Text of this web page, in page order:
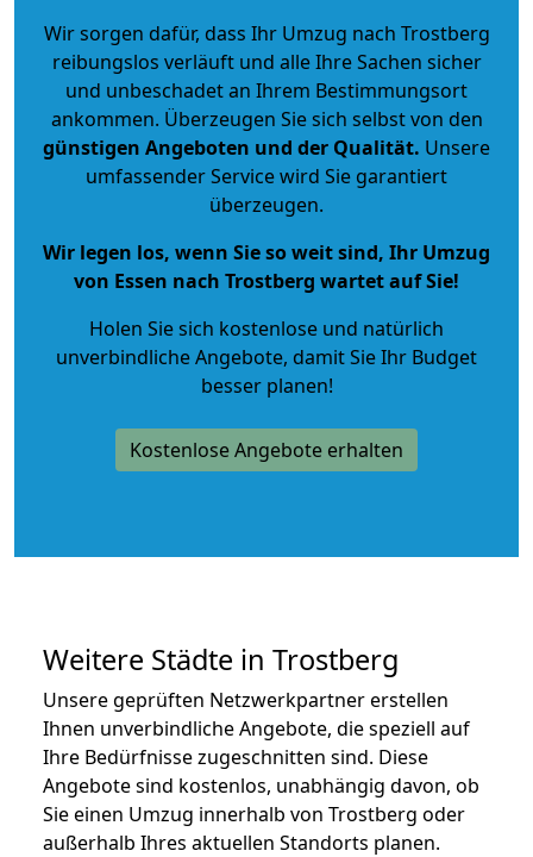
Wir sorgen dafür, dass Ihr Umzug nach Trostberg
reibungslos verläuft und alle Ihre Sachen sicher
und unbeschadet an Ihrem Bestimmungsort
ankommen. Überzeugen Sie sich selbst von den
günstigen Angeboten und der Qualität. Unsere
umfassender Service wird Sie garantiert
überzeugen.
Wir legen los, wenn Sie so weit sind, Ihr Umzug
von Essen nach Trostberg wartet auf Sie!
Holen Sie sich kostenlose und natürlich
unverbindliche Angebote, damit Sie Ihr Budget
besser planen!
Kostenlose Angebote erhalten
Weitere Städte in Trostberg
Unsere geprüften Netzwerkpartner erstellen
Ihnen unverbindliche Angebote, die speziell auf
Ihre Bedürfnisse zugeschnitten sind. Diese
Angebote sind kostenlos, unabhängig davon, ob
Sie einen Umzug innerhalb von Trostberg oder
außerhalb Ihres aktuellen Standorts planen.